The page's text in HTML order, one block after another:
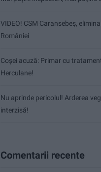
VIDEO! CSM Caransebeș,
României
Coșei acuză: Primar cu
Herculane!
Nu aprinde pericolul! Arderea
interzisă!
Comentarii recente